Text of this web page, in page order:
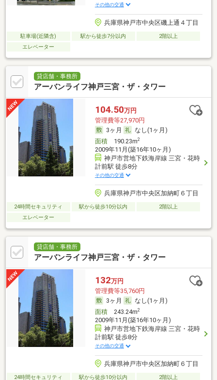
その他の交通
兵庫県神戸市中央区磯上通４丁目
駐車場(近隣含) 駅から徒歩7分以内
2階以上
エレベーター
貸店舗・事務所
アーバンライフ神戸三宮・ザ・タワー
104.50万円
管理費等27,970円
3ヶ月
なし(1ヶ月)
面積190.23m2
2009年11月(築16年10ヶ月)
神戸市営地下鉄海岸線 三宮・花時
計前駅 徒歩8分
その他の交通
兵庫県神戸市中央区加納町６丁目
24時間セキュリティ 駅から徒歩10分以内
2階以上
エレベーター
貸店舗・事務所
アーバンライフ神戸三宮・ザ・タワー
132万円
管理費等35,760円
3ヶ月
なし(1ヶ月)
面積243.24m2
2009年11月(築16年10ヶ月)
神戸市営地下鉄海岸線 三宮・花時
計前駅 徒歩8分
その他の交通
兵庫県神戸市中央区加納町６丁目
24時間セキュリティ 駅から徒歩10分以内
2階以上